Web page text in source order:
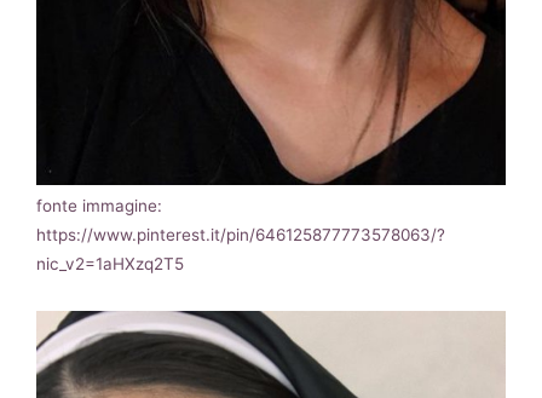
fonte immagine:
https://www.pinterest.it/pin/646125877773578063/?
nic_v2=1aHXzq2T5